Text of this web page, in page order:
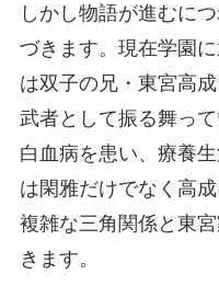
しかし物語が進むに
づきます。現在学園
は双子の兄・東宮高
武者として振る舞っ
白血病を患い、療養
は閑雅だけでなく高
複雑な三角関係と東
きます。